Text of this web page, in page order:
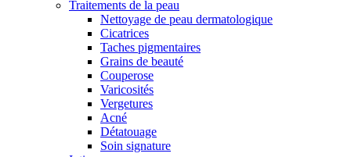
Traitements de la peau
Nettoyage de peau dermatologique
Cicatrices
Taches pigmentaires
Grains de beauté
Couperose
Varicosités
Vergetures
Acné
Détatouage
Soin signature